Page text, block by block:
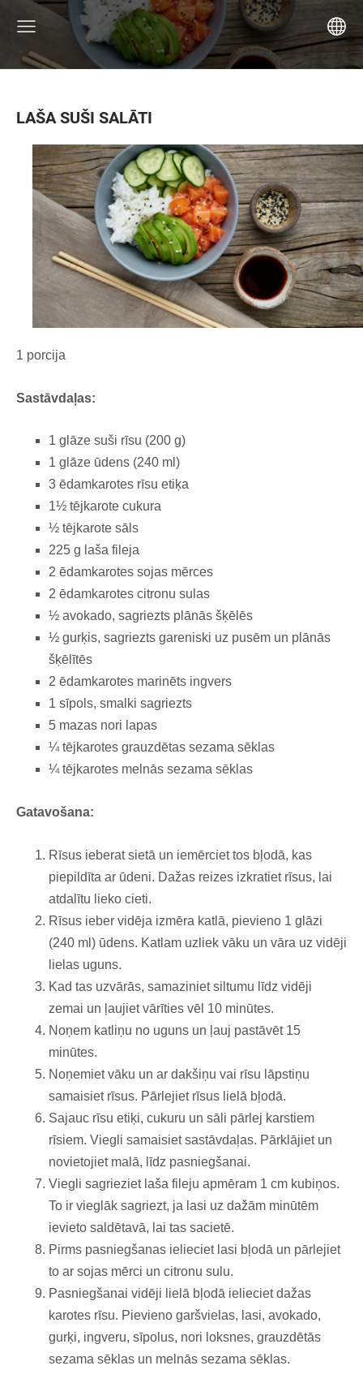
LAŠA SUŠI SALĀTI
1 porcija
Sastāvdaļas:
1 glāze suši rīsu (200 g)
1 glāze ūdens (240 ml)
3 ēdamkarotes rīsu etiķa
1½ tējkarote cukura
½ tējkarote sāls
225 g laša fileja
2 ēdamkarotes sojas mērces
2 ēdamkarotes citronu sulas
½ avokado, sagriezts plānās šķēlēs
½ gurķis, sagriezts gareniski uz pusēm un plānās
šķēlītēs
2 ēdamkarotes marinēts ingvers
1 sīpols, smalki sagriezts
5 mazas nori lapas
¼ tējkarotes grauzdētas sezama sēklas
¼ tējkarotes melnās sezama sēklas
Gatavošana:
Rīsus ieberat sietā un iemērciet tos bļodā, kas
piepildīta ar ūdeni. Dažas reizes izkratiet rīsus, lai
atdalītu lieko cieti.
Rīsus ieber vidēja izmēra katlā, pievieno 1 glāzi
(240 ml) ūdens. Katlam uzliek vāku un vāra uz vidēji
lielas uguns.
Kad tas uzvārās, samaziniet siltumu līdz vidēji
zemai un ļaujiet vārīties vēl 10 minūtes.
Noņem katliņu no uguns un ļauj pastāvēt 15
minūtes.
Noņemiet vāku un ar dakšiņu vai rīsu lāpstiņu
samaisiet rīsus. Pārlejiet rīsus lielā bļodā.
Sajauc rīsu etiķi, cukuru un sāli pārlej karstiem
rīsiem. Viegli samaisiet sastāvdaļas. Pārklājiet un
novietojiet malā, līdz pasniegšanai.
Viegli sagrieziet laša fileju apmēram 1 cm kubiņos.
To ir vieglāk sagriezt, ja lasi uz dažām minūtēm
ievieto saldētavā, lai tas sacietē.
Pirms pasniegšanas ielieciet lasi bļodā un pārlejiet
to ar sojas mērci un citronu sulu.
Pasniegšanai vidēji lielā bļodā ielieciet dažas
karotes rīsu. Pievieno garšvielas, lasi, avokado,
gurķi, ingveru, sīpolus, nori loksnes, grauzdētās
sezama sēklas un melnās sezama sēklas.